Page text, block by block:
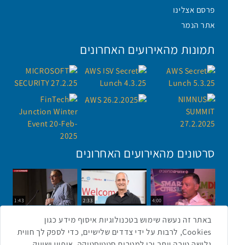
פרסם אצלינו
אתר הנמר
תמונות מהאירועים האחרונים
סרטונים מהאירועים האחרונים
4:00
2:33
1:43
באתר זה נעשה שימוש בטכנולוגיות איסוף מידע כגון
Cookies, לרבות על ידי צדדים שלישיים, כדי לספק לך חווית